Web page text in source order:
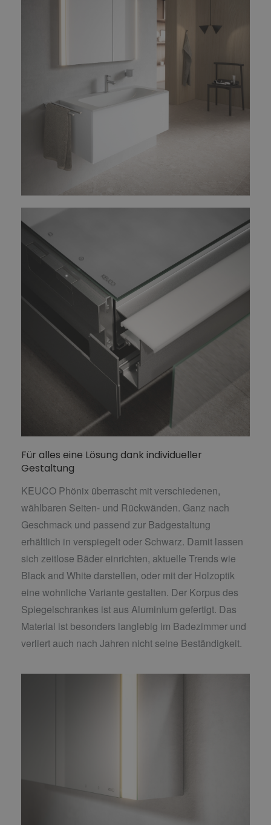
Für alles eine Lösung dank individueller
Gestaltung
KEUCO Phönix überrascht mit verschiedenen,
wählbaren Seiten- und Rückwänden. Ganz nach
Geschmack und passend zur Badgestaltung
erhältlich in verspiegelt oder Schwarz. Damit lassen
sich zeitlose Bäder einrichten, aktuelle Trends wie
Black and White darstellen, oder mit der Holzoptik
eine wohnliche Variante gestalten. Der Korpus des
Spiegelschrankes ist aus Aluminium gefertigt. Das
Material ist besonders langlebig im Badezimmer und
verliert auch nach Jahren nicht seine Beständigkeit.